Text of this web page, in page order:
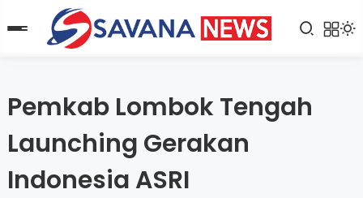
Pemkab Lombok Tengah
Launching Gerakan
Indonesia ASRI